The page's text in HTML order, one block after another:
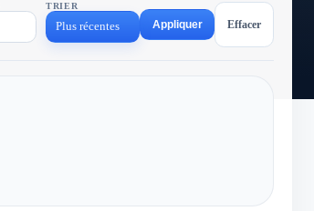
TRIER
Plus récentes Appliquer Effacer